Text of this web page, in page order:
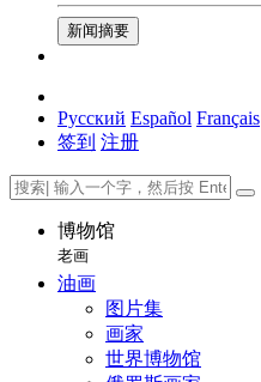
新闻摘要
Русский Español Français
签到 注册
博物馆
老画
油画
图片集
画家
世界博物馆